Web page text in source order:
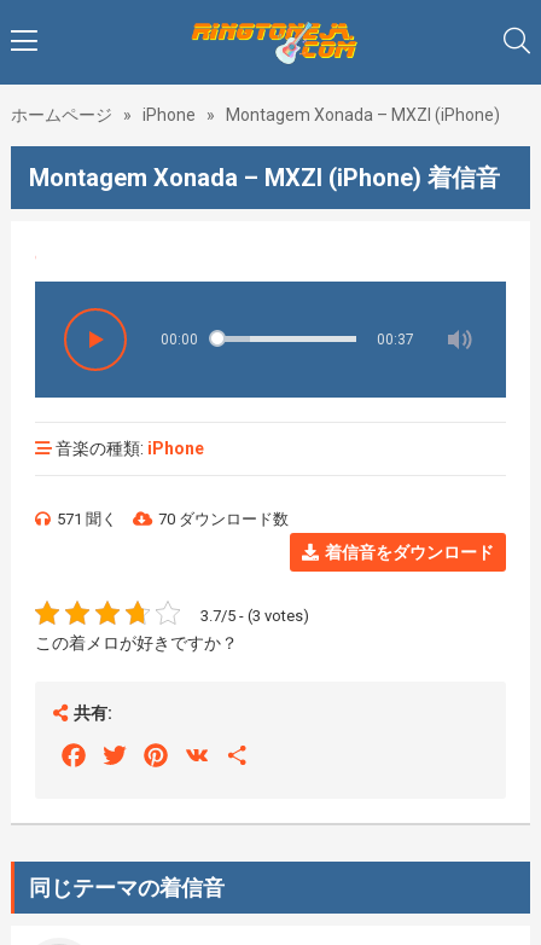
ホームページ » iPhone » Montagem Xonada – MXZI (iPhone)
Montagem Xonada – MXZI (iPhone) 着信音
00:00 00:37
音楽の種類: iPhone
571 聞く 70 ダウンロード数
着信音をダウンロード
3.7/5 - (3 votes)
この着メロが好きですか？
共有:
FacebookTwitterPinterest
VK
同じテーマの着信音